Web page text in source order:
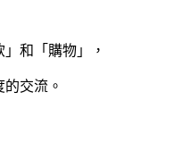
和「購物」，
交流。